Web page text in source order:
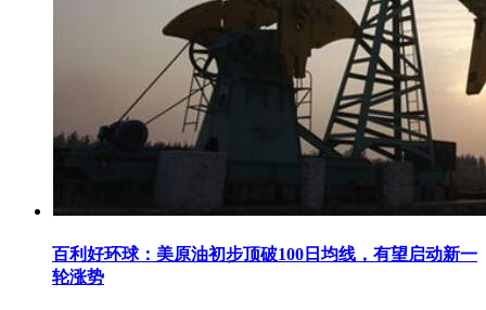
百利好环球：美原油初步顶破100日均线，有望启动新一
轮涨势